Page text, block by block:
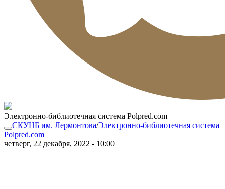
Электронно-библиотечная система Polpred.com
СКУНБ им. Лермонтова/Электронно-библиотечная система
Polpred.com
четверг, 22 декабря, 2022 - 10:00